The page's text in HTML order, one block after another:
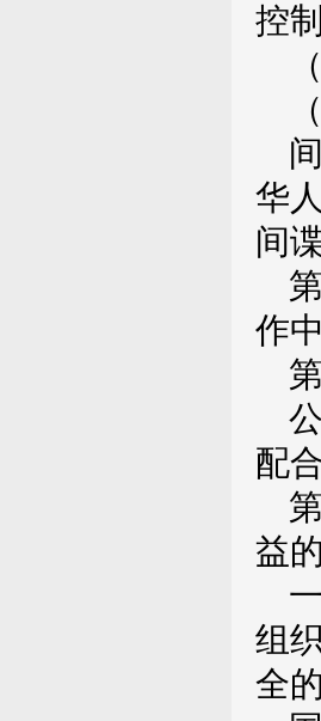
控
华
间
作
配
益
组
全